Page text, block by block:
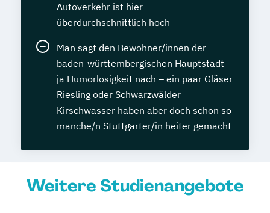
Autoverkehr ist hier
überdurchschnittlich hoch
Man sagt den Bewohner/innen der
baden-württembergischen Hauptstadt
ja Humorlosigkeit nach – ein paar Gläser
Riesling oder Schwarzwälder
Kirschwasser haben aber doch schon so
manche/n Stuttgarter/in heiter gemacht
Weitere Studienangebote